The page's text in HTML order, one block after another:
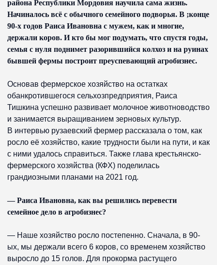
района Республики Мордовия научила сама жизнь.
Начиналось всё с обычного семейного подворья. В ;конце
90-х годов Раиса Ивановна с мужем, как и многие,
держали коров. И кто бы мог подумать, что спустя годы,
семья с нуля поднимет разорившийся колхоз и на руинах
бывшей фермы построит преуспевающий агробизнес.
Основав фермерское хозяйство на остатках
обанкротившегося сельхозпредприятия, Раиса
Тишкина успешно развивает молочное животноводство
и занимается выращиванием зерновых культур.
В интервью рузаевский фермер рассказала о том, как
росло её хозяйство, какие трудности были на пути, и как
с ними удалось справиться. Также глава крестьянско-
фермерского хозяйства (КФХ) поделилась
грандиозными планами на 2021 год.
— Раиса Ивановна, как вы решились перевести
семейное дело в агробизнес?
— Наше хозяйство росло постепенно. Сначала, в 90-
ых, мы держали всего 6 коров, со временем хозяйство
выросло до 15 голов. Для прокорма растущего